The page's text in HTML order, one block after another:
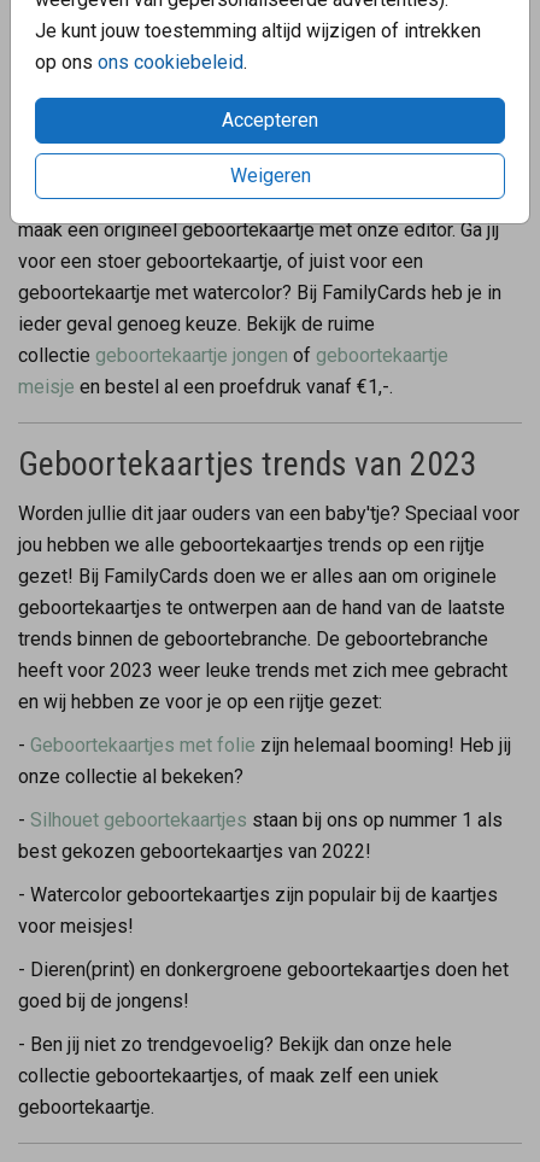
Je kunt jouw toestemming altijd wijzigen of intrekken
op ons ons cookiebeleid.
Accepteren
Weigeren
Geboortekaartjes
Binnenkort worden jullie ouders van een prachtig wondertje.
Om dit speciale moment te vieren, kan je familie en
vrienden uitnodigen met een uniek geboortekaartje. Kies of
maak een origineel geboortekaartje met onze editor. Ga jij
voor een stoer geboortekaartje, of juist voor een
geboortekaartje met watercolor? Bij FamilyCards heb je in
ieder geval genoeg keuze. Bekijk de ruime
collectie geboortekaartje jongen of geboortekaartje
meisje en bestel al een proefdruk vanaf €1,-.
Geboortekaartjes trends van 2023
Worden jullie dit jaar ouders van een baby'tje? Speciaal voor
jou hebben we alle geboortekaartjes trends op een rijtje
gezet! Bij FamilyCards doen we er alles aan om originele
geboortekaartjes te ontwerpen aan de hand van de laatste
trends binnen de geboortebranche. De geboortebranche
heeft voor 2023 weer leuke trends met zich mee gebracht
en wij hebben ze voor je op een rijtje gezet:
- Geboortekaartjes met folie zijn helemaal booming! Heb jij
onze collectie al bekeken?
- Silhouet geboortekaartjes staan bij ons op nummer 1 als
best gekozen geboortekaartjes van 2022!
- Watercolor geboortekaartjes zijn populair bij de kaartjes
voor meisjes!
- Dieren(print) en donkergroene geboortekaartjes doen het
goed bij de jongens!
- Ben jij niet zo trendgevoelig? Bekijk dan onze hele
collectie geboortekaartjes, of maak zelf een uniek
geboortekaartje.